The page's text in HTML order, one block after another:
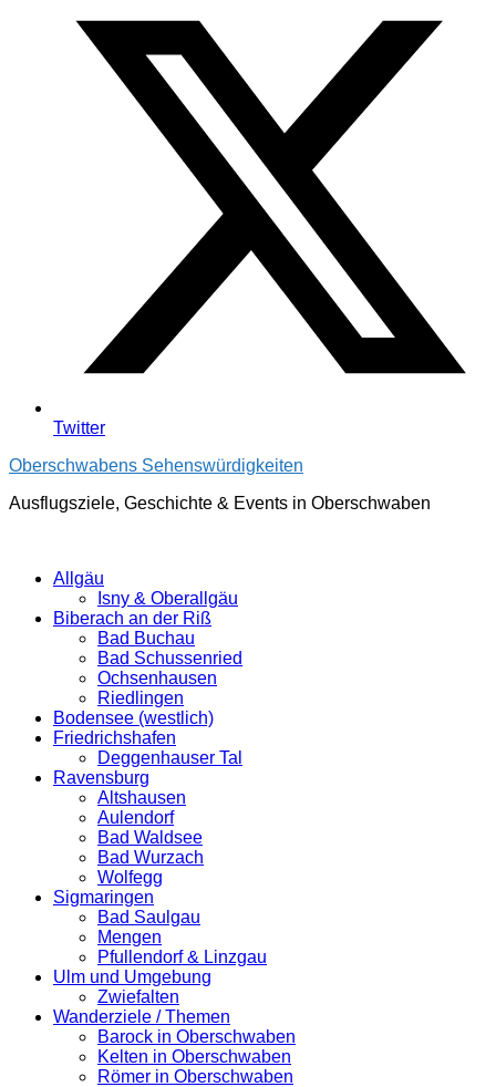
Twitter
Oberschwabens Sehenswürdigkeiten
Ausflugsziele, Geschichte & Events in Oberschwaben
Allgäu
Isny & Oberallgäu
Biberach an der Riß
Bad Buchau
Bad Schussenried
Ochsenhausen
Riedlingen
Bodensee (westlich)
Friedrichshafen
Deggenhauser Tal
Ravensburg
Altshausen
Aulendorf
Bad Waldsee
Bad Wurzach
Wolfegg
Sigmaringen
Bad Saulgau
Mengen
Pfullendorf & Linzgau
Ulm und Umgebung
Zwiefalten
Wanderziele / Themen
Barock in Oberschwaben
Kelten in Oberschwaben
Römer in Oberschwaben